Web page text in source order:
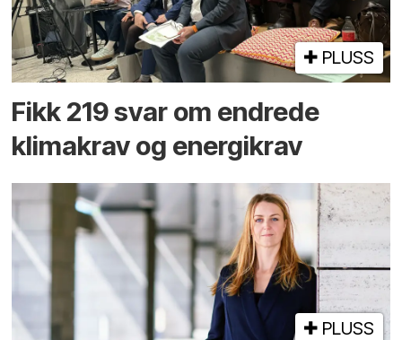
PLUSS
Fikk 219 svar om endrede
klimakrav og energikrav
PLUSS